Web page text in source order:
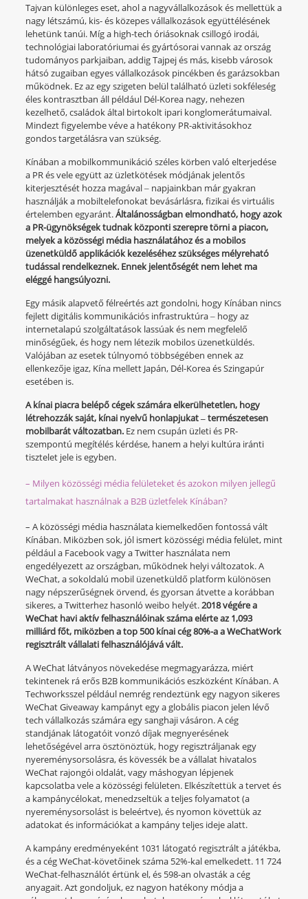
Tajvan különleges eset, ahol a nagyvállalkozások és mellettük a
nagy létszámú, kis- és közepes vállalkozások együttélésének
lehetünk tanúi. Míg a high-tech óriásoknak csillogó irodái,
technológiai laboratóriumai és gyártósorai vannak az ország
tudományos parkjaiban, addig Tajpej és más, kisebb városok
hátsó zugaiban egyes vállalkozások pincékben és garázsokban
működnek. Ez az egy szigeten belül található üzleti sokféleség
éles kontrasztban áll például Dél-Korea nagy, nehezen
kezelhető, családok által birtokolt ipari konglomerátumaival.
Mindezt figyelembe véve a hatékony PR-aktivitásokhoz
gondos targetálásra van szükség.
Kínában a mobilkommunikáció széles körben való elterjedése
a PR és vele együtt az üzletkötések módjának jelentős
kiterjesztését hozza magával ‒ napjainkban már gyakran
használják a mobiltelefonokat bevásárlásra, fizikai és virtuális
értelemben egyaránt.Általánosságban elmondható, hogy azok
a PR-ügynökségek tudnak központi szerepre törni a piacon,
melyek a közösségi média használatához és a mobilos
üzenetküldő applikációk kezeléséhez szükséges mélyreható
tudással rendelkeznek. Ennek jelentőségét nem lehet ma
eléggé hangsúlyozni.
Egy másik alapvető félreértés azt gondolni, hogy Kínában nincs
fejlett digitális kommunikációs infrastruktúra ‒ hogy az
internetalapú szolgáltatások lassúak és nem megfelelő
minőségűek, és hogy nem létezik mobilos üzenetküldés.
Valójában az esetek túlnyomó többségében ennek az
ellenkezője igaz, Kína mellett Japán, Dél-Korea és Szingapúr
esetében is.
A kínai piacra belépő cégek számára elkerülhetetlen, hogy
létrehozzák saját, kínai nyelvű honlapjukat ‒ természetesen
mobilbarát változatban.Ez nem csupán üzleti és PR-
szempontú megítélés kérdése, hanem a helyi kultúra iránti
tisztelet jele is egyben.
– Milyen közösségi média felületeket és azokon milyen jellegű
tartalmakat használnak a B2B üzletfelek Kínában?
– A közösségi média használata kiemelkedően fontossá vált
Kínában. Miközben sok, jól ismert közösségi média felület, mint
például a Facebook vagy a Twitter használata nem
engedélyezett az országban, működnek helyi változatok. A
WeChat, a sokoldalú mobil üzenetküldő platform különösen
nagy népszerűségnek örvend, és gyorsan átvette a korábban
sikeres, a Twitterhez hasonló weibo helyét.2018 végére a
WeChat havi aktív felhasználóinak száma elérte az 1,093
milliárd főt, miközben a top 500 kínai cég 80%-a a WeChatWork
regisztrált vállalati felhasználójává vált.
A WeChat látványos növekedése megmagyarázza, miért
tekintenek rá erős B2B kommunikációs eszközként Kínában. A
Techworksszel például nemrég rendeztünk egy nagyon sikeres
WeChat Giveaway kampányt egy a globális piacon jelen lévő
tech vállalkozás számára egy sanghaji vásáron. A cég
standjának látogatóit vonzó díjak megnyerésének
lehetőségével arra ösztönöztük, hogy regisztráljanak egy
nyereménysorsolásra, és kövessék be a vállalat hivatalos
WeChat rajongói oldalát, vagy máshogyan lépjenek
kapcsolatba vele a közösségi felületen. Elkészítettük a tervet és
a kampánycélokat, menedzseltük a teljes folyamatot (a
nyereménysorsolást is beleértve), és nyomon követtük az
adatokat és információkat a kampány teljes ideje alatt.
A kampány eredményeként 1031 látogató regisztrált a játékba,
és a cég WeChat-követőinek száma 52%-kal emelkedett. 11 724
WeChat-felhasználót értünk el, és 598-an olvasták a cég
anyagait. Azt gondoljuk, ez nagyon hatékony módja a